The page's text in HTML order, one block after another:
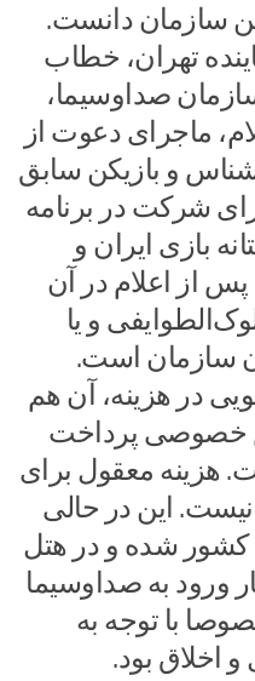
سازمان دانست.
تهران، خطاب
صداوسیما،
ماجرای دعوت از
و بازیکن سابق
شرکت در برنامه
۳ در آستانه بازی ایران و
پس از اعلام در آن
و یا
سازمان است.
در هزینه، آن هم
خصوصی پرداخت
هزینه معقول برای
این در حالی
کشور شده و در هتل
ورود به صداوسیما
با توجه به
اخلاق بود.